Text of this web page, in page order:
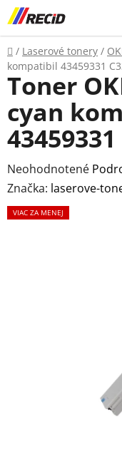
Prejsť
na
obsah
Domov
/ Laserové tonery /
kompatibil 43459331
Toner
cyan
43459331
Priemerné
hodnotenie
produktu
Neohodnotené
Značka: laserove-
VIAC ZA MENEJ